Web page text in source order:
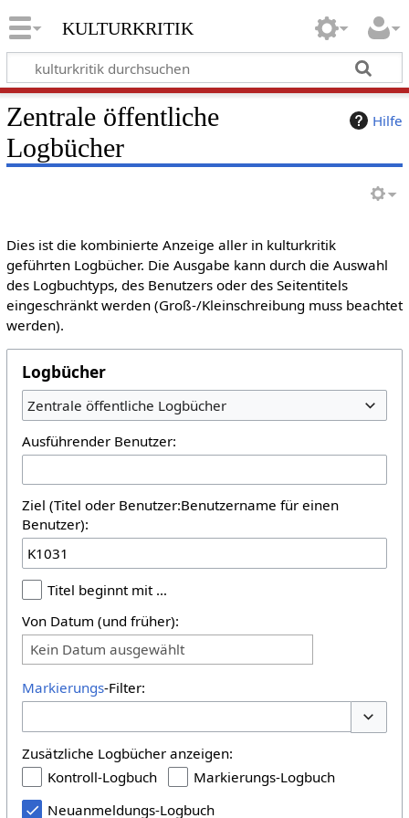
kulturkritik
Hilfe
Zentrale öffentliche
Logbücher
Dies ist die kombinierte Anzeige aller in kulturkritik
geführten Logbücher. Die Ausgabe kann durch die Auswahl
des Logbuchtyps, des Benutzers oder des Seitentitels
eingeschränkt werden (Groß-/Kleinschreibung muss beachtet
werden).
Logbücher
Zentrale öffentliche Logbücher
Ausführender Benutzer:
Ziel (Titel oder Benutzer:Benutzername für einen
Benutzer):
Titel beginnt mit …
Von Datum (und früher):
Kein Datum ausgewählt
Markierungs-Filter:
Zusätzliche Logbücher anzeigen:
Kontroll-Logbuch
Markierungs-Logbuch
Neuanmeldungs-Logbuch